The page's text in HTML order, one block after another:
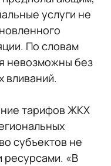
услуги не
По словам
невозможны без
вливаний.
тарифов ЖКХ
субъектов не
ресурсами. «В